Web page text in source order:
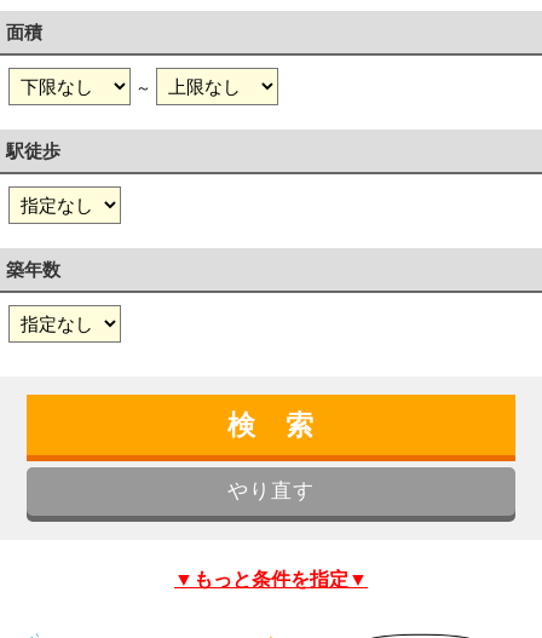
面積
～
駅徒歩
築年数
▼もっと条件を指定▼